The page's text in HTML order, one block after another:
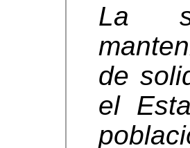
La
de
el